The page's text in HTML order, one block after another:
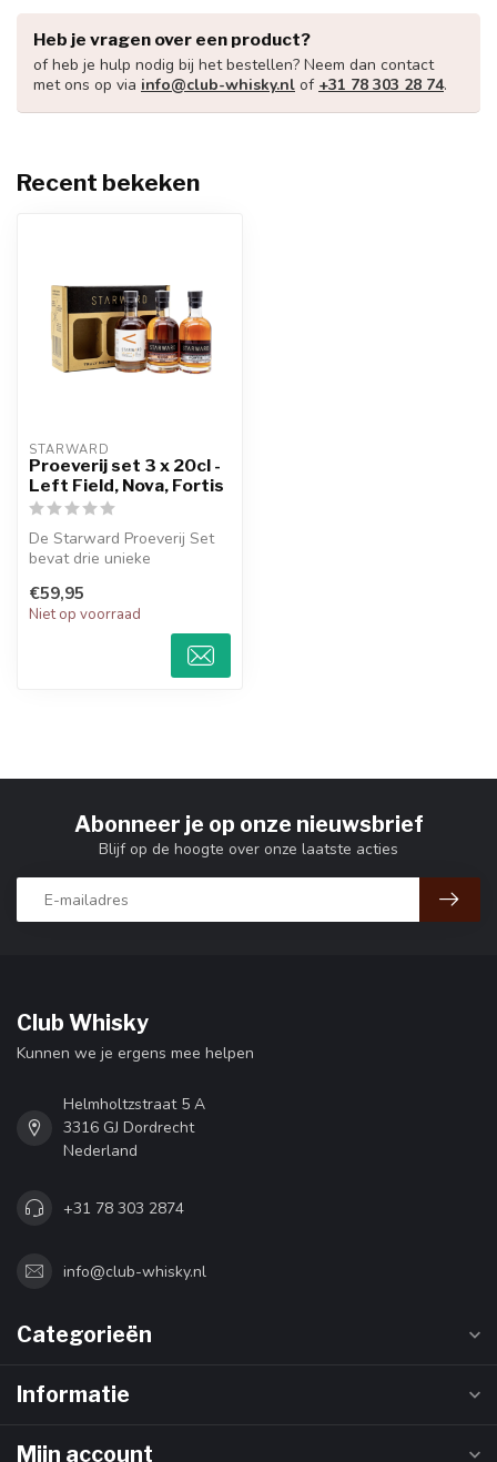
Heb je vragen over een product?
of heb je hulp nodig bij het bestellen? Neem dan contact
met ons op via info@club-whisky.nl of +31 78 303 28 74.
Recent bekeken
STARWARD
Proeverij set 3 x 20cl -
Left Field, Nova, Fortis
De Starward Proeverij Set
bevat drie unieke
Left Fiel...
€59,95
Niet op voorraad
Abonneer je op onze nieuwsbrief
Blijf op de hoogte over onze laatste acties
Club Whisky
Kunnen we je ergens mee helpen
Helmholtzstraat 5 A
3316 GJ Dordrecht
Nederland
+31 78 303 2874
info@club-whisky.nl
Categorieën
Informatie
Mijn account